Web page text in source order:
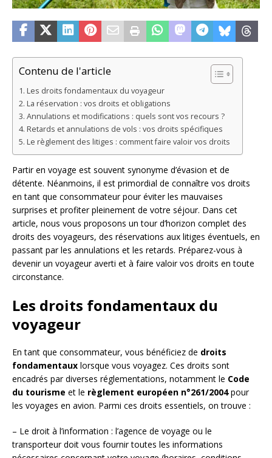
Contenu de l'article
Les droits fondamentaux du voyageur
La réservation : vos droits et obligations
Annulations et modifications : quels sont vos recours ?
Retards et annulations de vols : vos droits spécifiques
Le règlement des litiges : comment faire valoir vos droits
Partir en voyage est souvent synonyme d’évasion et de
détente. Néanmoins, il est primordial de connaître vos droits
en tant que consommateur pour éviter les mauvaises
surprises et profiter pleinement de votre séjour. Dans cet
article, nous vous proposons un tour d’horizon complet des
droits des voyageurs, des réservations aux litiges éventuels, en
passant par les annulations et les retards. Préparez-vous à
devenir un voyageur averti et à faire valoir vos droits en toute
circonstance.
Les droits fondamentaux du
voyageur
En tant que consommateur, vous bénéficiez de droits
fondamentaux lorsque vous voyagez. Ces droits sont
encadrés par diverses réglementations, notamment le Code
du tourisme et le règlement européen n°261/2004pour
les voyages en avion. Parmi ces droits essentiels, on trouve :
– Le droit à l’information : l’agence de voyage ou le
transporteur doit vous fournir toutes les informations